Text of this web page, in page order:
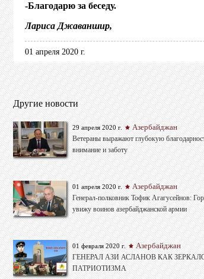
-Благодарю за беседу.
Лариса Джаваншир,
01 апреля 2020 г.
Другие новости
29 апреля 2020 г. Азербайджан
Ветераны выражают глубокую
внимание и заботу
01 апреля 2020 г. Азербайджан
Генерал-полковник Тофик Агагусейнов:
увижу воинов азербайджанской армии
01 февраля 2020 г. Азербайджан
ГЕНЕРАЛ АЗИ АСЛАНОВ КАК
ПАТРИОТИЗМА